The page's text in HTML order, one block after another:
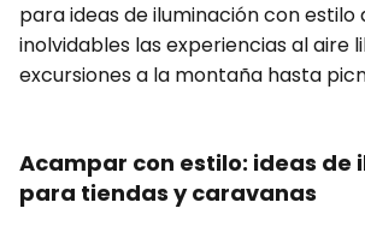
para ideas de iluminación con estilo
inolvidables las experiencias al aire
excursiones a la montaña hasta
Acampar con estilo: ideas de
para tiendas y caravanas